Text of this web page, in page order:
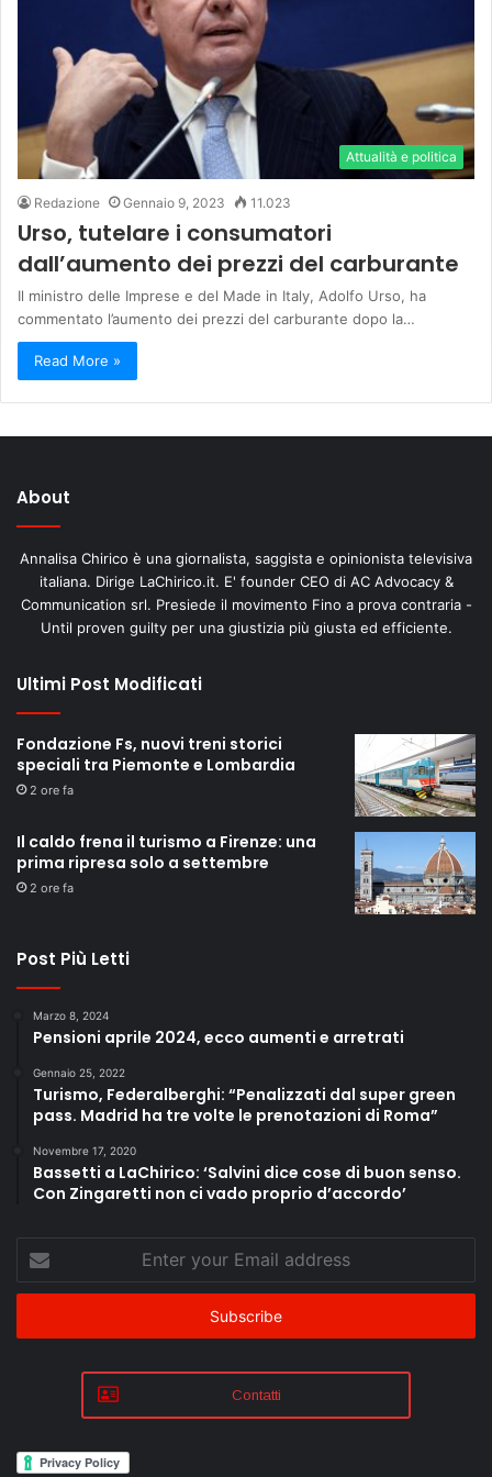
Attualità e politica
Redazione Gennaio 9, 2023 11.023
Urso, tutelare i consumatori
dall’aumento dei prezzi del carburante
Il ministro delle Imprese e del Made in Italy, Adolfo Urso, ha
commentato l’aumento dei prezzi del carburante dopo la…
Read More »
About
Annalisa Chirico è una giornalista, saggista e opinionista televisiva
italiana. Dirige LaChirico.it. E' founder CEO di AC Advocacy &
Communication srl. Presiede il movimento Fino a prova contraria -
Until proven guilty per una giustizia più giusta ed efficiente.
Ultimi Post Modificati
Fondazione Fs, nuovi treni storici
speciali tra Piemonte e Lombardia
2 ore fa
Il caldo frena il turismo a Firenze: una
prima ripresa solo a settembre
2 ore fa
Post Più Letti
Marzo 8, 2024
Pensioni aprile 2024, ecco aumenti e arretrati
Gennaio 25, 2022
Turismo, Federalberghi: “Penalizzati dal super green
pass. Madrid ha tre volte le prenotazioni di Roma”
Novembre 17, 2020
Bassetti a LaChirico: ‘Salvini dice cose di buon senso.
Con Zingaretti non ci vado proprio d’accordo’
your
Email
Contatti